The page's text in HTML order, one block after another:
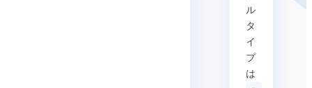
ル
タ
イ
プ
は